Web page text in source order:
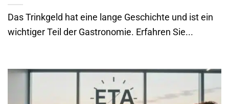
Das Trinkgeld hat eine lange Geschichte und ist ein
wichtiger Teil der Gastronomie. Erfahren Sie...